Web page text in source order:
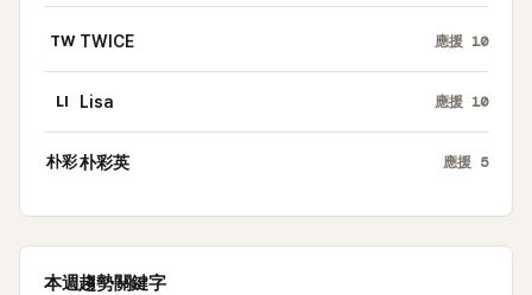
TW TWICE 應援 10
LI Lisa 應援 10
朴彩朴彩英 應援 5
本週趨勢關鍵字